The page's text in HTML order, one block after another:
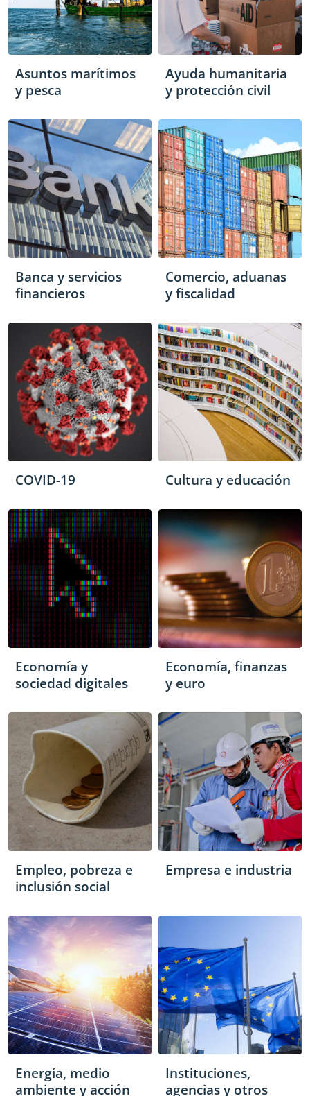
Asuntos marítimos
y pesca
Ayuda humanitaria
y protección civil
Banca y servicios
financieros
Comercio, aduanas
y fiscalidad
COVID-19 Cultura y educación
Economía y
sociedad digitales
Economía, finanzas
y euro
Empleo, pobreza e
inclusión social
Empresa e industria
Energía, medio
ambiente y acción
Instituciones,
agencias y otros